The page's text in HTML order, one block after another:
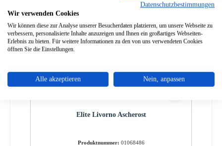
Nur 2 auf Lager!
Elite Livorno Ascherost
Produktnummer: 01068486
Datenschutzbestimmungen
Wir verwenden Cookies
Wir können diese zur Analyse unserer Besucherdaten platzieren, um unsere Webseite zu
verbessern, personalisierte Inhalte anzuzeigen und Ihnen ein großartiges Webseiten-
Erlebnis zu bieten. Für weitere Informationen zu den von uns verwendeten Cookies
öffnen Sie die Einstellungen.
Alle akzeptieren Nein, anpassen